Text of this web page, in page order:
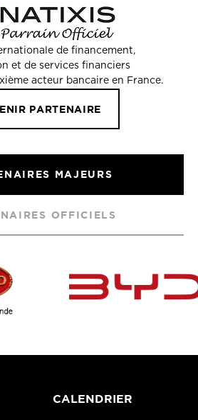
de financement,
et de services financiers
acteur bancaire en France.
PARTENAIRE
MAJEURS
OFFICIELS
CALENDRIER